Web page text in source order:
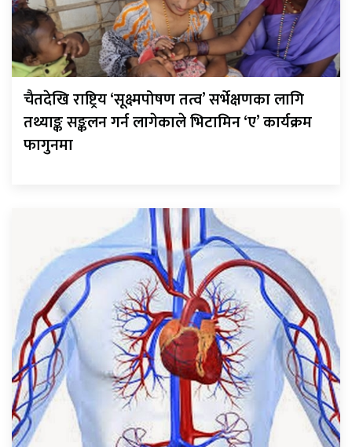
चैतदेखि राष्ट्रिय ‘सूक्ष्मपोषण तत्व’ सर्भेक्षणका लागि
तथ्याङ्क सङ्कलन गर्न लागेकाले भिटामिन ‘ए’ कार्यक्रम
फागुनमा